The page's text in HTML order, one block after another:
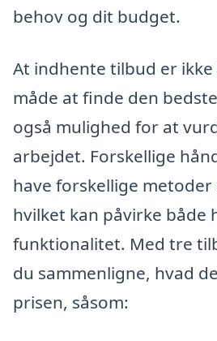
behov og dit budget.
At indhente tilbud er
måde at finde den
også mulighed for at
arbejdet. Forskellige
have forskellige metoder
hvilket kan påvirke både
funktionalitet. Med tre
du sammenligne, hvad
prisen, såsom: